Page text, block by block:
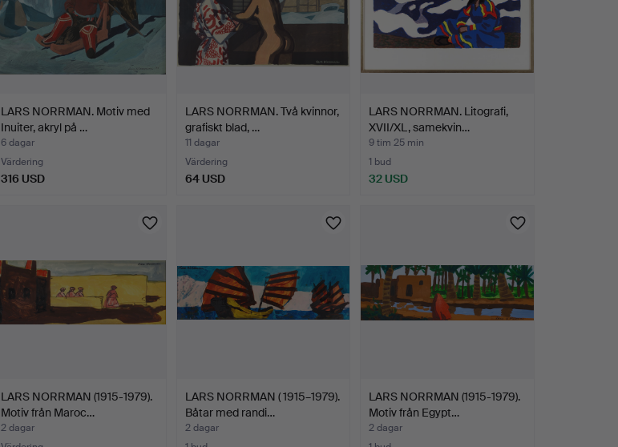
LARS NORRMAN. Motiv med
Inuiter, akryl på …
6 dagar
Värdering
316 USD
LARS NORRMAN. Två kvinnor,
grafiskt blad, …
11 dagar
Värdering
64 USD
LARS NORRMAN. Litografi,
XVII/XL, samekvin…
9 tim 25 min
1 bud
32 USD
LARS NORRMAN (1915-1979).
Motiv från Maroc…
2 dagar
LARS NORRMAN ( 1915–1979).
Båtar med randi…
2 dagar
LARS NORRMAN (1915-1979).
Motiv från Egypt…
2 dagar